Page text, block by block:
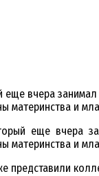
вчера
материнства и
еще вчера
материнства и